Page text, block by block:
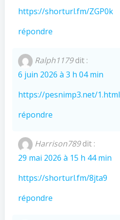
https://shorturl.fm/ZGP0k
répondre
Ralph1179dit :
6 juin 2026 à 3 h 04 min
https://pesnimp3.net/1.html
répondre
Harrison789dit :
29 mai 2026 à 15 h 44 min
https://shorturl.fm/8jta9
répondre